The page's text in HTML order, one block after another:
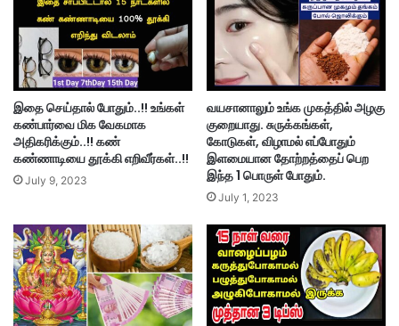
இதை செய்தால் போதும்..!! உங்கள்
கண்பார்வை மிக வேகமாக
அதிகரிக்கும்..!! கண்
கண்ணாடியை தூக்கி எறிவீர்கள்..!!
July 9, 2023
வயசானாலும் உங்க முகத்தில் அழகு
குறையாது. சுருக்கங்கள்,
கோடுகள், விழாமல் எப்போதும்
இளமையான தோற்றத்தைப் பெற
இந்த 1 பொருள் போதும்.
July 1, 2023